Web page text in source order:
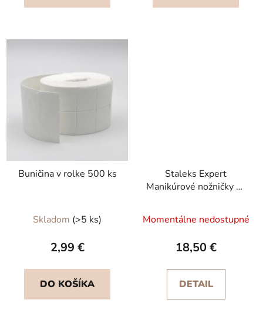
Buničina v rolke 500 ks
Skladom (>5 ks)
2,99 €
DO KOŠÍKA
Staleks Expert
Manikúrové nožničky na
Momentálne nedostupné
18,50 €
DETAIL